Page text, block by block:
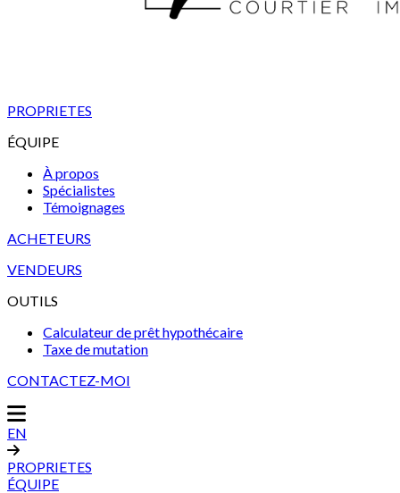
PROPRIETES
ÉQUIPE
À propos
Spécialistes
Témoignages
ACHETEURS
VENDEURS
OUTILS
Calculateur de prêt hypothécaire
Taxe de mutation
CONTACTEZ-MOI
EN
PROPRIETES
ÉQUIPE